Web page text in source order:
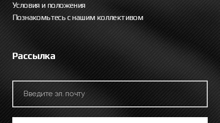
Условия и положения
Познакомьтесь с нашим коллективом
Рассылка